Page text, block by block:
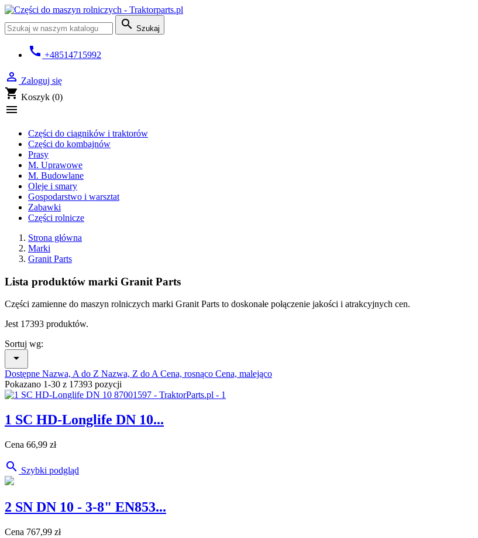
 Szukaj
call +48514715992
 Zaloguj się
shopping_cart Koszyk (0)

Części do ciągników i traktorów
Części do kombajnów
Prasy
M. Uprawowe
M. Budowlane
Oleje i smary
Gospodarstwo i warsztat
Zabawki
Części rolnicze
Strona główna
Marki
Granit Parts
Lista produktów marki Granit Parts
Części zamienne do maszyn rolniczych marki Granit Parts to doskonałe połączenie jakości i atrakcyjnych cen.
Jest 17393 produktów.
Sortuj wg:

Dostępne Nazwa, A do Z Nazwa, Z do ACena, rosnąco Cena, malejąco
Pokazano 1-30 z 17393 pozycji
1 SC HD-Longlife DN 10...
Cena 66,99 zł
 Szybki podgląd
2 SN DN 10 - 3-8" EN853...
Cena 767,99 zł